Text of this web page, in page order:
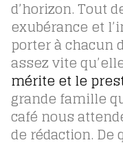
d’horizon. Tout
exubérance et
porter à chacun
assez vite
mérite et le
grande famille
café nous
de rédaction. De